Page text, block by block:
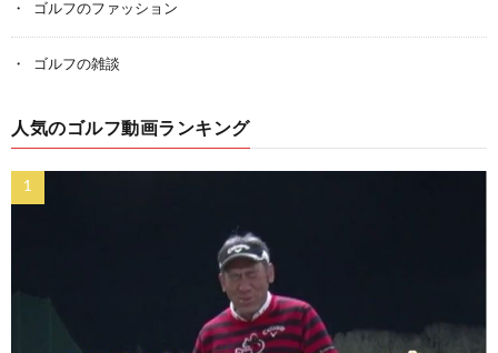
ゴルフのファッション
ゴルフの雑談
人気のゴルフ動画ランキング